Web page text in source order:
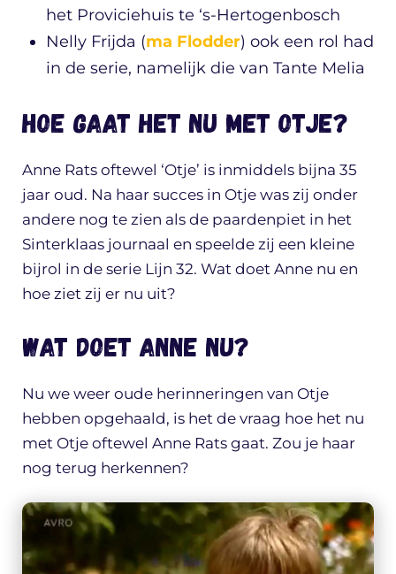
het Proviciehuis te ‘s-Hertogenbosch
Nelly Frijda (ma Flodder) ook een rol had
in de serie, namelijk die van Tante Melia
Hoe gaat het nu met Otje?
Anne Rats oftewel ‘Otje’ is inmiddels bijna 35
jaar oud. Na haar succes in Otje was zij onder
andere nog te zien als de paardenpiet in het
Sinterklaas journaal en speelde zij een kleine
bijrol in de serie Lijn 32. Wat doet Anne nu en
hoe ziet zij er nu uit?
Wat doet Anne nu?
Nu we weer oude herinneringen van Otje
hebben opgehaald, is het de vraag hoe het nu
met Otje oftewel Anne Rats gaat. Zou je haar
nog terug herkennen?